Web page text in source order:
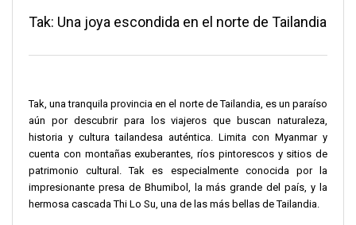
Tak: Una joya escondida en el norte de Tailandia
Tak, una tranquila provincia en el norte de Tailandia, es un paraíso
aún por descubrir para los viajeros que buscan naturaleza,
historia y cultura tailandesa auténtica. Limita con Myanmar y
cuenta con montañas exuberantes, ríos pintorescos y sitios de
patrimonio cultural. Tak es especialmente conocida por la
impresionante presa de Bhumibol, la más grande del país, y la
hermosa cascada Thi Lo Su, una de las más bellas de Tailandia.